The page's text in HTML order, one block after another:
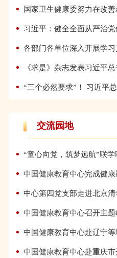
交流园地
中国健康教育中心召开主